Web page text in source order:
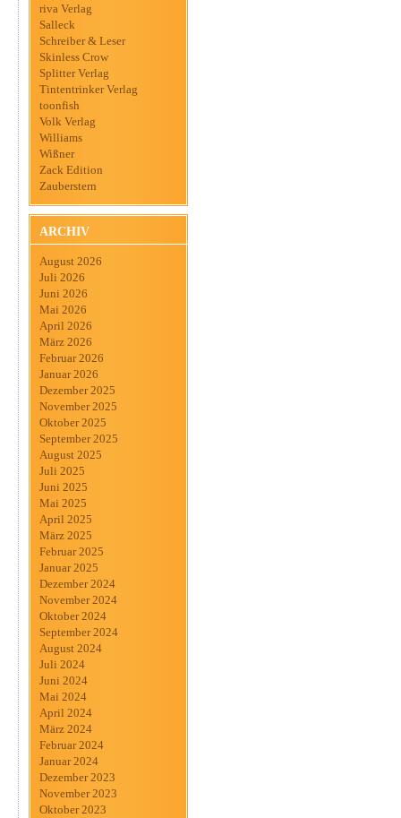
riva Verlag
Salleck
Schreiber & Leser
Skinless Crow
Splitter Verlag
Tintentrinker Verlag
toonfish
Volk Verlag
Williams
Wißner
Zack Edition
Zauberstern
ARCHIV
August 2026
Juli 2026
Juni 2026
Mai 2026
April 2026
März 2026
Februar 2026
Januar 2026
Dezember 2025
November 2025
Oktober 2025
September 2025
August 2025
Juli 2025
Juni 2025
Mai 2025
April 2025
März 2025
Februar 2025
Januar 2025
Dezember 2024
November 2024
Oktober 2024
September 2024
August 2024
Juli 2024
Juni 2024
Mai 2024
April 2024
März 2024
Februar 2024
Januar 2024
Dezember 2023
November 2023
Oktober 2023